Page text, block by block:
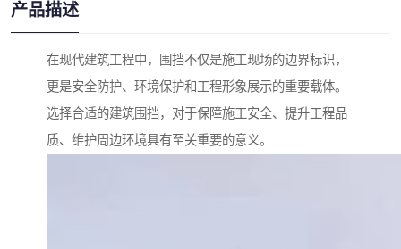
产品描述
在现代建筑工程中，围挡不仅是施工现场的边界标识，
更是安全防护、环境保护和工程形象展示的重要载体。
选择合适的建筑围挡，对于保障施工安全、提升工程品
质、维护周边环境具有至关重要的意义。